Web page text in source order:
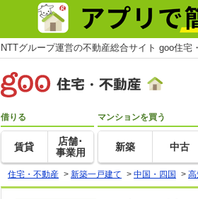
NTTグループ運営の不動産総合サイト goo住宅
借りる
賃貸
店舗･
事業用
マンションを買う
新築 中古
住宅・不動産 > 新築一戸建て > 中国・四国 >